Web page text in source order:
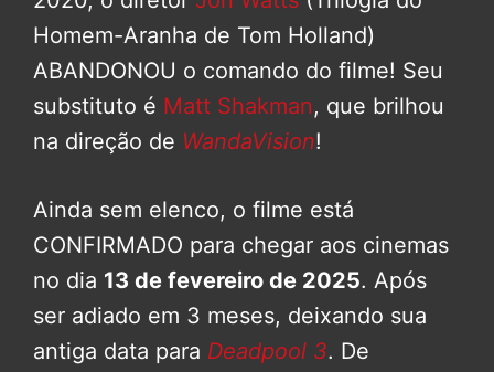
Homem-Aranha de Tom Holland)
ABANDONOU o comando do filme! Seu
substituto é Matt Shakman, que brilhou
na direção de WandaVision!
Ainda sem elenco, o filme está
CONFIRMADO para chegar aos cinemas
no dia 13 de fevereiro de 2025. Após
ser adiado em 3 meses, deixando sua
antiga data para Deadpool 3. De